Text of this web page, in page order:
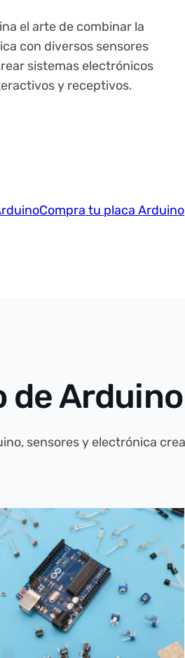
el arte de combinar la
con diversos sensores
sistemas electrónicos
y receptivos.
Compra tu placa Arduino
de
sensores y electrónica